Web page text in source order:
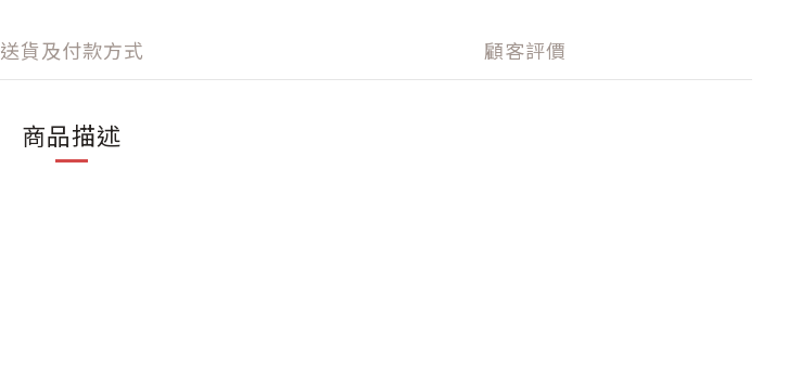
送貨及付款方式 顧客評價
商品描述